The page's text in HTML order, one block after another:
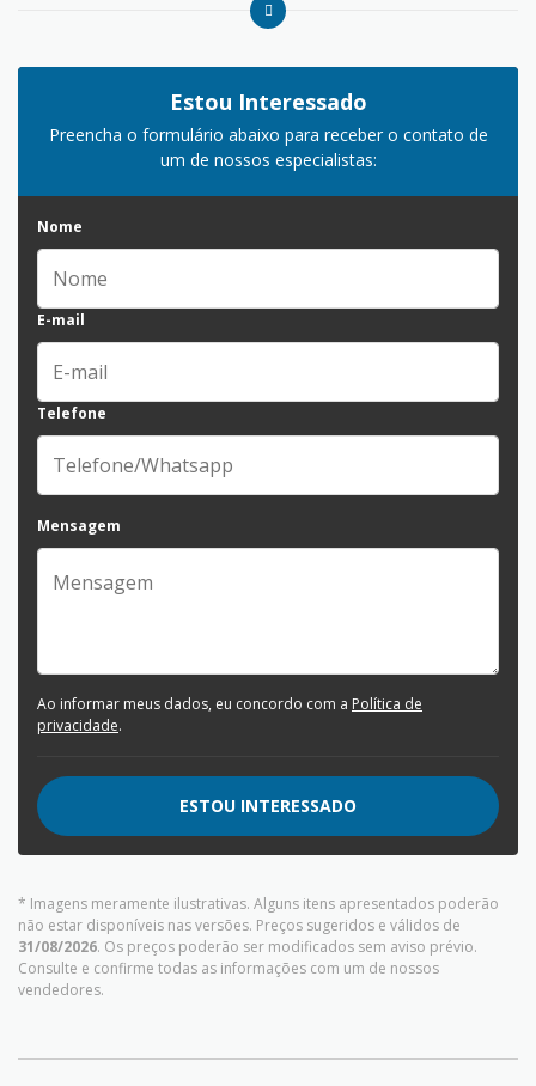
Estou Interessado
Preencha o formulário abaixo para receber o contato de
um de nossos especialistas:
Nome
E-mail
Telefone
Mensagem
Ao informar meus dados, eu concordo com a Política de
privacidade.
ESTOU INTERESSADO
* Imagens meramente ilustrativas. Alguns itens apresentados poderão
não estar disponíveis nas versões. Preços sugeridos e válidos de
31/08/2026. Os preços poderão ser modificados sem aviso prévio.
Consulte e confirme todas as informações com um de nossos
vendedores.